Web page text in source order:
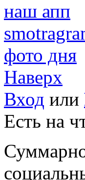
наш апп
фото дня
Наверх
Вход или
Есть на